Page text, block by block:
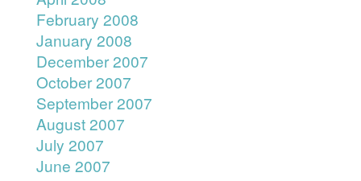
February 2008
January 2008
December 2007
October 2007
September 2007
August 2007
July 2007
June 2007